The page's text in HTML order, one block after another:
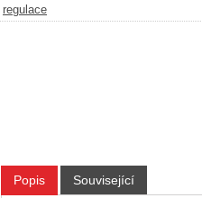
regulace
Popis Související